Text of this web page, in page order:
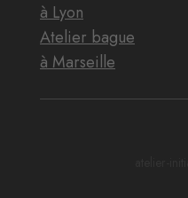
à Lyon
Atelier bague
à Marseille